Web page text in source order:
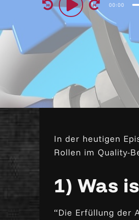
Player
00:00
In der heutigen
Rollen im Quality-
1) Was
“Die Erfüllung der